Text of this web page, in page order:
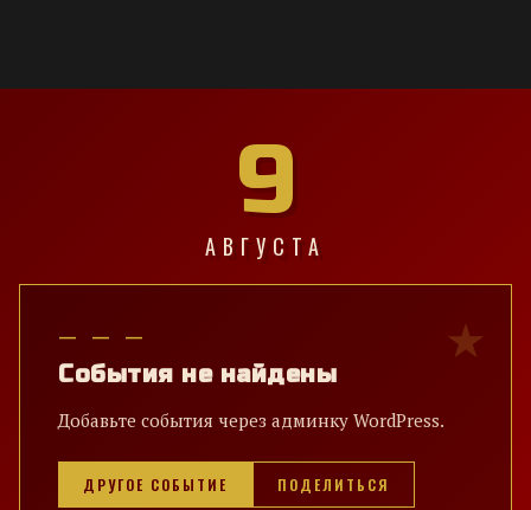
9
АВГУСТА
— — —
События не найдены
Добавьте события через админку WordPress.
ДРУГОЕ СОБЫТИЕ ПОДЕЛИТЬСЯ